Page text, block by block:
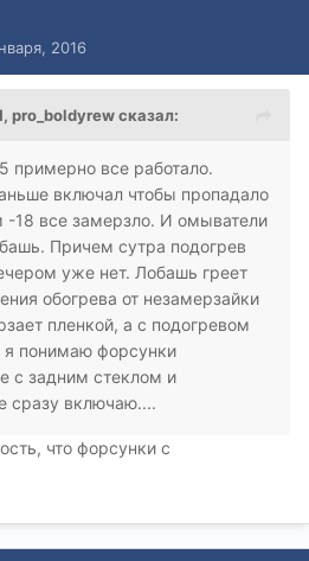
2016
pro_boldyrew сказал:
примерно все работало.
включал чтобы пропадало
-18 все замерзло. И омыватели
Причем сутра подогрев
уже нет. Лобашь греет
обогрева от незамерзайки
пленкой, а с подогревом
я понимаю форсунки
с задним стеклом и
сразу включаю....
что форсунки с